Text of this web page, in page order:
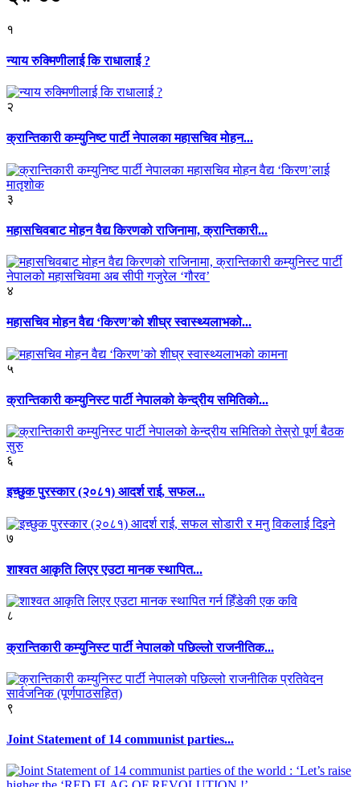
१
न्याय रुक्मिणीलाई कि राधालाई ?
२
क्रान्तिकारी कम्युनिष्ट पार्टी नेपालका महासचिव मोहन...
३
महासचिवबाट मोहन वैद्य किरणको राजिनामा, क्रान्तिकारी...
४
महासचिव मोहन वैद्य ‘किरण’को शीघ्र स्वास्थ्यलाभको...
५
क्रान्तिकारी कम्युनिस्ट पार्टी नेपालको केन्द्रीय समितिको...
६
इच्छुक पुरस्कार (२०८१) आदर्श राई, सफल...
७
शाश्वत आकृति लिएर एउटा मानक स्थापित...
८
क्रान्तिकारी कम्युनिस्ट पार्टी नेपालको पछिल्लो राजनीतिक...
९
Joint Statement of 14 communist parties...